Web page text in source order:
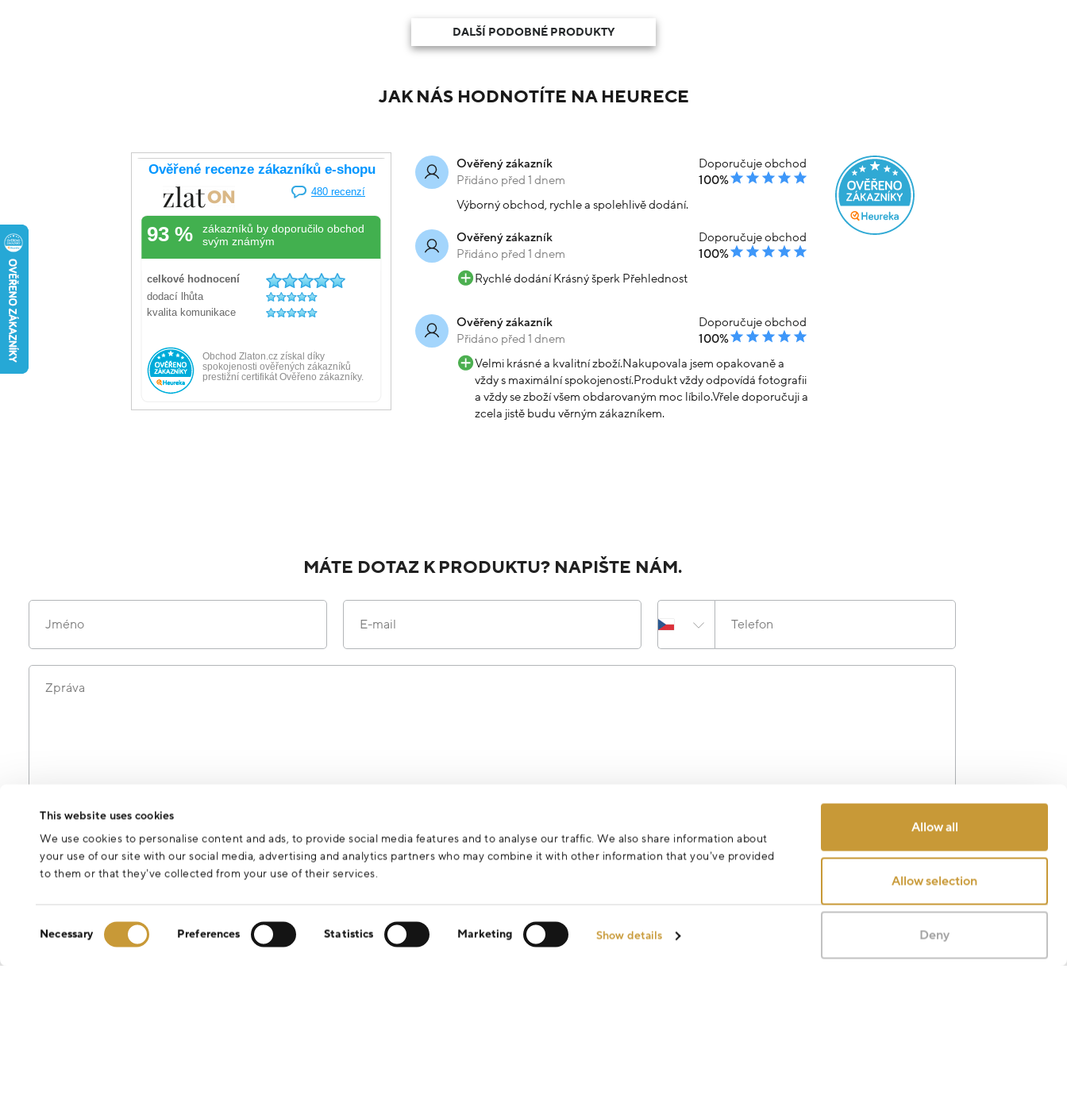
This website uses cookies
We use cookies to personalise content and ads, to provide social media features and to analyse our traffic. We also share information about
your use of our site with our social media, advertising and analytics partners who may combine it with other information that you’ve provided
to them or that they’ve collected from your use of their services.
Necessary Preferences Statistics Marketing Show details
Allow all
Allow selection
Deny
DALŠÍ PODOBNÉ PRODUKTY
JAK NÁS HODNOTÍTE NA HEURECE
Ověřený zákazník
Přidáno před 1 dnem
Doporučuje obchod
100%
Výborný obchod, rychle a spolehlivě dodání.
Ověřený zákazník
Přidáno před 1 dnem
Doporučuje obchod
100%
Rychlé dodání Krásný šperk Přehlednost
Ověřený zákazník
Přidáno před 1 dnem
Doporučuje obchod
100%
Velmi krásné a kvalitní zboží.Nakupovala jsem opakovaně a
vždy s maximální spokojeností.Produkt vždy odpovídá fotografii
a vždy se zboží všem obdarovaným moc líbilo.Vřele doporučuji a
zcela jistě budu věrným zákazníkem.
MÁTE DOTAZ K PRODUKTU? NAPIŠTE NÁM.
Jméno E-mail Telefon
Zpráva